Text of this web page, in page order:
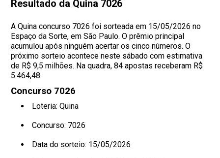
Resultado da Quina 7026
A Quina concurso 7026 foi sorteada em 15/05/2026 no
Espaço da Sorte, em São Paulo. O prêmio principal
acumulou após ninguém acertar os cinco números. O
próximo sorteio acontece neste sábado com estimativa
de R$ 9,5 milhões. Na quadra, 84 apostas receberam R$
5.464,48.
Concurso 7026
Loteria: Quina
Concurso: 7026
Data do sorteio: 15/05/2026